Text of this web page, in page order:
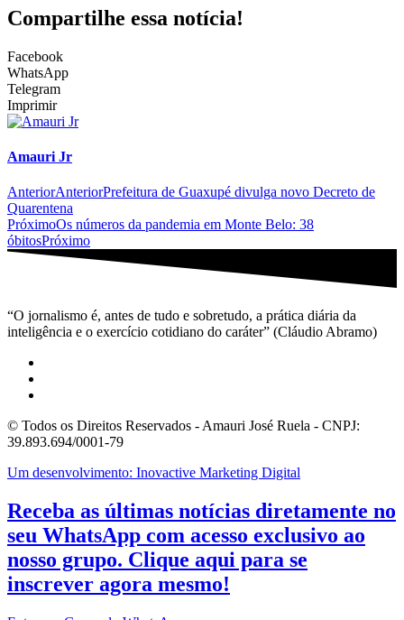
Compartilhe essa notícia!
Facebook
WhatsApp
Telegram
Imprimir
Amauri Jr
AnteriorAnteriorPrefeitura de Guaxupé divulga novo Decreto de
Quarentena
PróximoOs números da pandemia em Monte Belo: 38
óbitosPróximo
“O jornalismo é, antes de tudo e sobretudo, a prática diária da
inteligência e o exercício cotidiano do caráter” (Cláudio Abramo)
© Todos os Direitos Reservados - Amauri José Ruela - CNPJ:
39.893.694/0001-79
Um desenvolvimento: Inovactive Marketing Digital
Receba as últimas notícias diretamente no
seu WhatsApp com acesso exclusivo ao
nosso grupo. Clique aqui para se
inscrever agora mesmo!